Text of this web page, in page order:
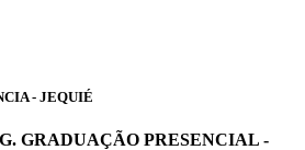
- JEQUIÉ
GRADUAÇÃO PRESENCIAL -